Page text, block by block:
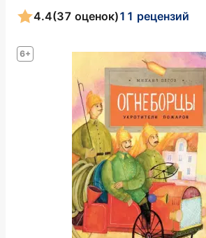
6+
4.4(37 оценок)11 рецензий